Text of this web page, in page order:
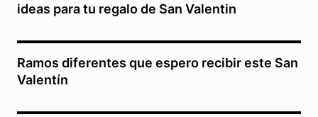
ideas para tu regalo de San Valentin
Ramos diferentes que espero recibir este San
Valentín